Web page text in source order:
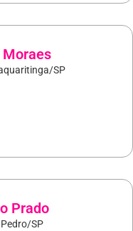
Moraes
SP
Prado
SP